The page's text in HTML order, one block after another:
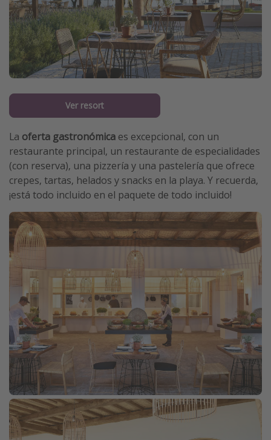
Ver resort
La oferta gastronómica es excepcional, con un
restaurante principal, un restaurante de especialidades
(con reserva), una pizzería y una pastelería que ofrece
crepes, tartas, helados y snacks en la playa. Y recuerda,
¡está todo incluido en el paquete de todo incluido!